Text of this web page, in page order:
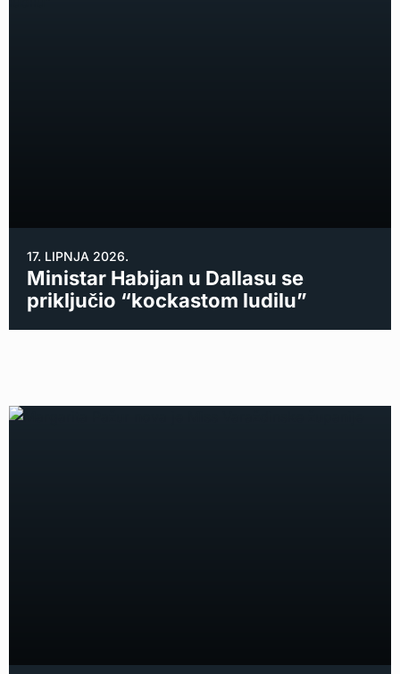
17. LIPNJA 2026.
Ministar Habijan u Dallasu se
priključio “kockastom ludilu”